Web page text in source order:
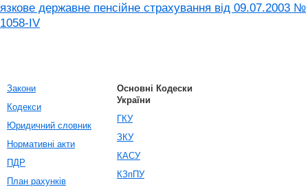
язкове державне пенсійне страхування від 09.07.2003 №
1058-IV
Закони
Кодекси
Юридичний словник
Нормативні акти
ПДР
План рахунків
Основні Кодески
України
ГКУ
ЗКУ
КАСУ
КЗпПУ